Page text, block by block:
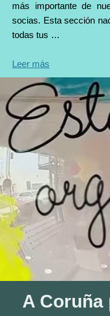
más importante de
socias. Esta sección
todas tus …
Leer más
A Coruña